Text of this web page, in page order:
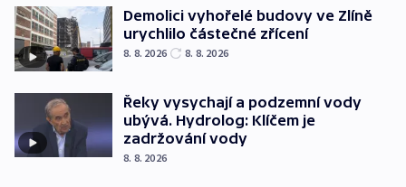
Demolici vyhořelé budovy ve Zlíně
urychlilo částečné zřícení
8. 8. 2026 8. 8. 2026
Řeky vysychají a podzemní vody
ubývá. Hydrolog: Klíčem je
zadržování vody
8. 8. 2026